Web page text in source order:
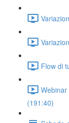
Flow di
(191:40)